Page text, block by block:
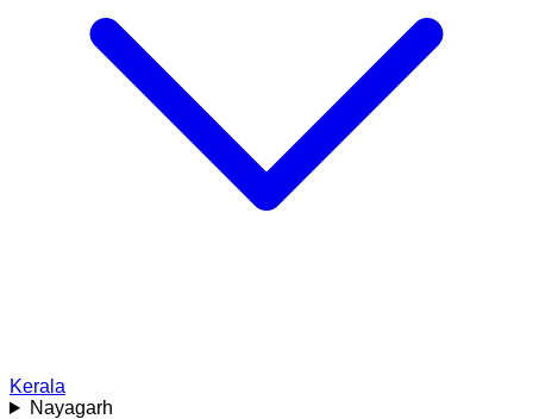
Kerala
Nayagarh